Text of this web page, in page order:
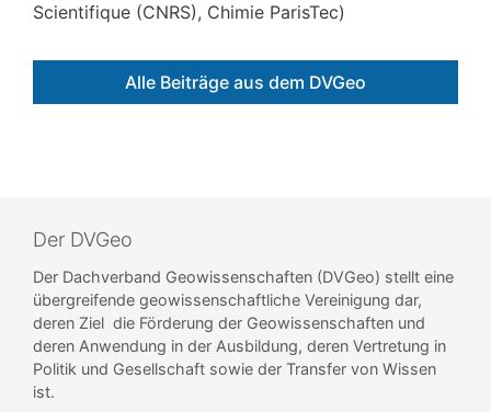
Scientifique (CNRS), Chimie ParisTec)
Alle Beiträge aus dem DVGeo
Der DVGeo
Der Dachverband Geowissenschaften (DVGeo) stellt eine
übergreifende geowissenschaftliche Vereinigung dar,
deren Ziel die Förderung der Geowissenschaften und
deren Anwendung in der Ausbildung, deren Vertretung in
Politik und Gesellschaft sowie der Transfer von Wissen
ist.